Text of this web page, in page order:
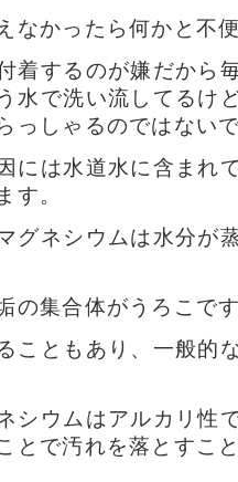
なかったら何かと不
着するのが嫌だから
水で洗い流してるけ
っしゃるのではない
には水道水に含まれ
す。
グネシウムは水分が
の集合体がうろこで
こともあり、一般的
シウムはアルカリ性
とで汚れを落とすこ